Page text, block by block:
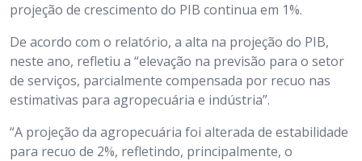
projeção de crescimento do PIB continua em 1%.
De acordo com o relatório, a alta na projeção do PIB,
neste ano, refletiu a “elevação na previsão para o setor
de serviços, parcialmente compensada por recuo nas
estimativas para agropecuária e indústria”.
“A projeção da agropecuária foi alterada de estabilidade
para recuo de 2%, refletindo, principalmente, o